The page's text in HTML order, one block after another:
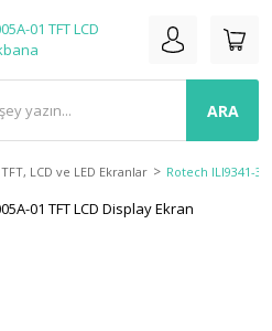
ARA
TFT, LCD ve LED Ekranlar Rotech ILI9341-